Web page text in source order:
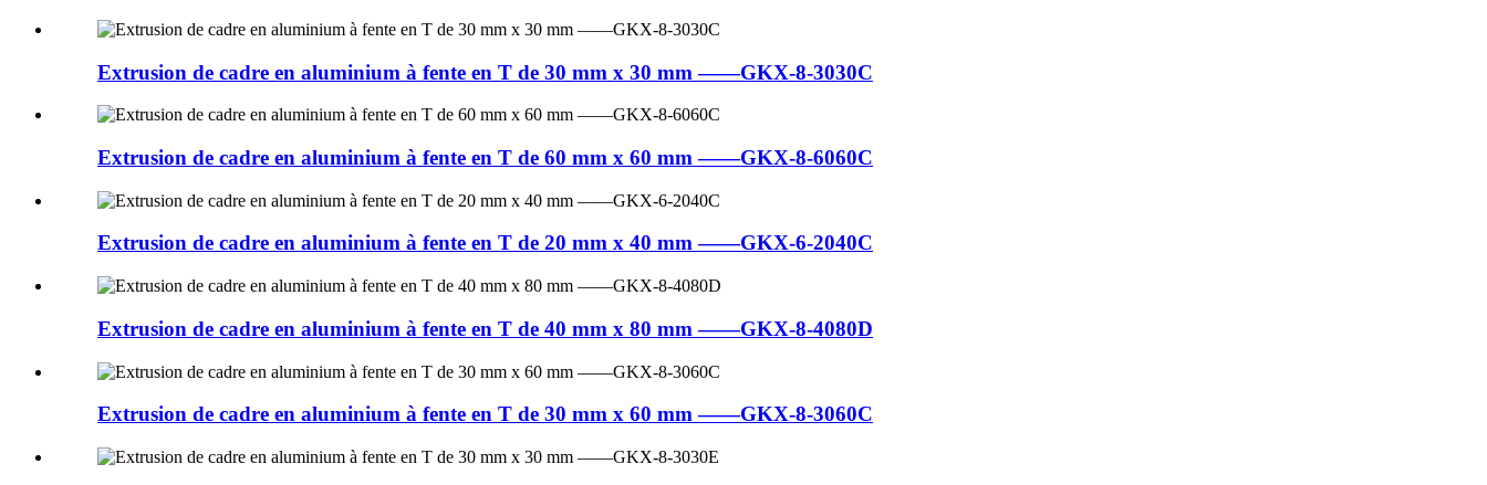
Extrusion de cadre en aluminium à fente en T de 30 mm x 30 mm ——GKX-8-3030C
Extrusion de cadre en aluminium à fente en T de 60 mm x 60 mm ——GKX-8-6060C
Extrusion de cadre en aluminium à fente en T de 20 mm x 40 mm ——GKX-6-2040C
Extrusion de cadre en aluminium à fente en T de 40 mm x 80 mm ——GKX-8-4080D
Extrusion de cadre en aluminium à fente en T de 30 mm x 60 mm ——GKX-8-3060C